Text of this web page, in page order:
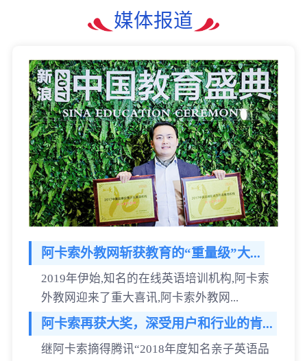
媒体报道
阿卡索外教网斩获教育的“重量级”大...
2019年伊始,知名的在线英语培训机构,阿卡索
外教网迎来了重大喜讯,阿卡索外教网...
阿卡索再获大奖，深受用户和行业的肯...
继阿卡索摘得腾讯“2018年度知名亲子英语品